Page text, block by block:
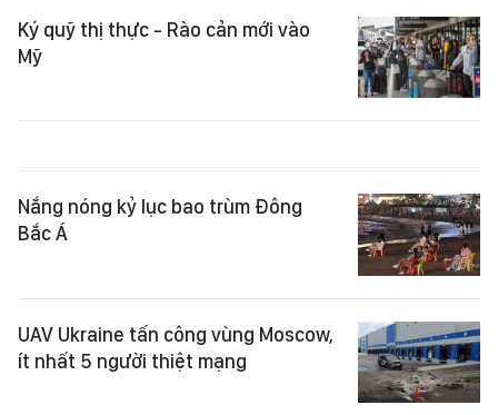
Ký quỹ thị thực - Rào cản mới vào
Mỹ
Nắng nóng kỷ lục bao trùm Đông
Bắc Á
UAV Ukraine tấn công vùng Moscow,
ít nhất 5 người thiệt mạng